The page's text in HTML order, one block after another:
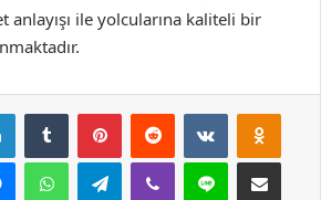
anlayışı ile yolcularına kaliteli bir
LinkedInTumblr PinterestReddit VKontakte
MessengerWhatsAppTelegramViber Line E-Posta ile